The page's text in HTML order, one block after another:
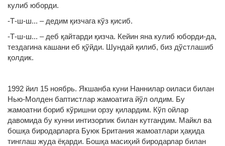
кулиб юборди.
-Т-ш-ш... – дедим қизчага кўз қисиб.
-Т-ш-ш... – деб қайтарди қизча. Кейин яна кулиб юборди-да,
тездагина кашани еб қўйди. Шундай қилиб, биз дўстлашиб
қолдик.
1992 йил 15 ноябрь. Якшанба куни Наннилар оиласи билан
Нью-Молден баптистлар жамоатига йўл олдим. Бу
жамоатни бориб кўришни орзу қилардим. Кўп ойлар
давомида бу кунни интизорлик билан кутгандим. Майкл ва
бошқа биродарларга Буюк Британия жамоатлари ҳақида
тинглаш жуда ёқарди. Бошқа масиҳий биродарлар билан